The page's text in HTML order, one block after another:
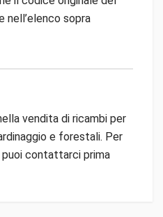
nell’elenco sopra
vendita di ricambi per
e forestali. Per
contattarci prima